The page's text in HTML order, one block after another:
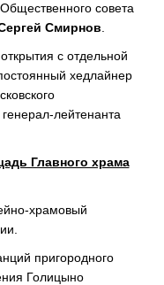
совета
Смирнов
с отдельной
хедлайнер
лейтенанта
Главного храма
храмовый
пригородного
Голицыно